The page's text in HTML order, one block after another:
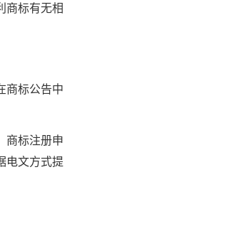
商标有无相
商标公告中
商标注册申
电文方式提